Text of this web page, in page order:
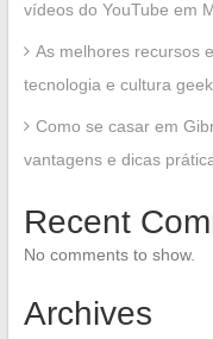
vídeos do YouTube em
As melhores recursos
tecnologia e cultura geek
Como se casar em
vantagens e dicas
Recent
No comments to show.
Archives